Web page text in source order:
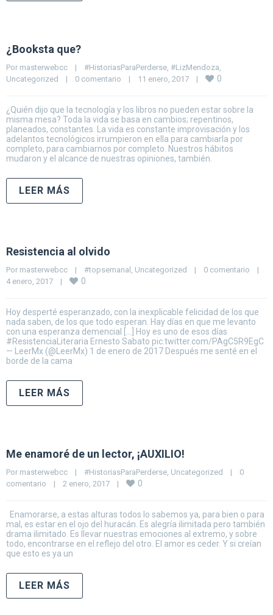
¿Booksta que?
Por masterwebcc | #HistoriasParaPerderse, #LizMendoza
Uncategorized
| 0 comentario | 11 enero, 2017 | 0
¿Quién dijo que la tecnología y los libros no pueden estar sobre la
misma mesa? Toda la vida se basa en cambios; repentinos,
planeados, constantes. La vida es constante improvisación y los
adelantos tecnológicos irrumpieron en ella para cambiarla por
completo, para cambiarnos por completo. Nuestros hábitos
mudaron y el alcance de nuestras opiniones, también.
LEER MÁS
Resistencia al olvido
Por masterwebcc | #topsemanal , Uncategorized | 0 comentario
|
4 enero, 2017 | 0
Hoy desperté esperanzado, con la inexplicable felicidad de los que
nada saben, de los que todo esperan. Hay días en que me levanto
con una esperanza demencial […] Hoy es uno de esos días
#ResistenciaLiteraria Ernesto Sabato pic.twitter.com/PAgC5R9EgC
— LeerMx (@LeerMx) 1 de enero de 2017 Después me senté en el
borde de la cama
LEER MÁS
Me enamoré de un lector, ¡AUXILIO!
Por masterwebcc | #HistoriasParaPerderse, Uncategorized |
0
comentario
| 2 enero, 2017 | 0
Enamorarse, a estas alturas todos lo sabemos ya, para bien o para
mal, es estar en el ojo del huracán. Es alegría ilimitada pero también
drama ilimitado. Es llevar nuestras emociones al extremo, y sobre
todo, encontrarse en el reflejo del otro. El amor es ceder. Y si creían
que esto es ya un
LEER MÁS